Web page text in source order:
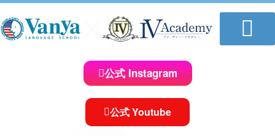
公式 Instagram
公式 Youtube